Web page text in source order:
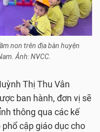
non trên địa bàn huyện
Ảnh: NVCC.
Thị Thu Vân
ban hành, đơn vị sẽ
thông qua các kế
cập giáo dục cho